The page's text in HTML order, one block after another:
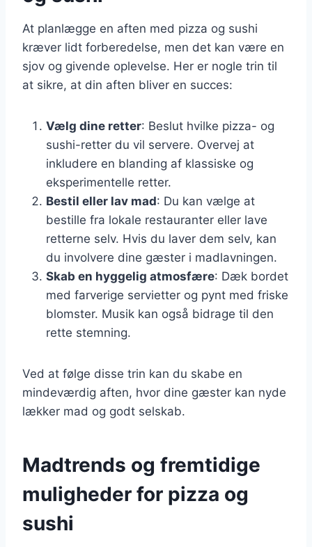
At planlægge en aften med pizza og sushi
kræver lidt forberedelse, men det kan være en
sjov og givende oplevelse. Her er nogle trin til
at sikre, at din aften bliver en succes:
Vælg dine retter: Beslut hvilke pizza- og
sushi-retter du vil servere. Overvej at
inkludere en blanding af klassiske og
eksperimentelle retter.
Bestil eller lav mad: Du kan vælge at
bestille fra lokale restauranter eller lave
retterne selv. Hvis du laver dem selv, kan
du involvere dine gæster i madlavningen.
Skab en hyggelig atmosfære: Dæk bordet
med farverige servietter og pynt med friske
blomster. Musik kan også bidrage til den
rette stemning.
Ved at følge disse trin kan du skabe en
mindeværdig aften, hvor dine gæster kan nyde
lækker mad og godt selskab.
Madtrends og fremtidige
muligheder for pizza og
sushi